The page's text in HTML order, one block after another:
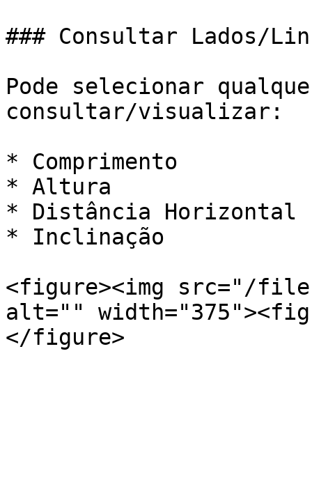
### Consultar Lados/
Pode selecionar
consultar/visualizar:
* Comprimento
* Altura
* Distância Horizontal
* Inclinação
<figure><img src="/files/
alt=""